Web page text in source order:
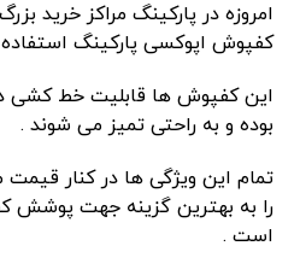
امروزه در پارکینگ مراکز خرید
کفپوش اپوکسی پارکینگ
این کفپوش ها قابلیت خط کشی
بوده و به راحتی تمیز می شوند .
تمام این ویژگی ها در کنار
را به بهترین گزینه جهت پوشش
است .